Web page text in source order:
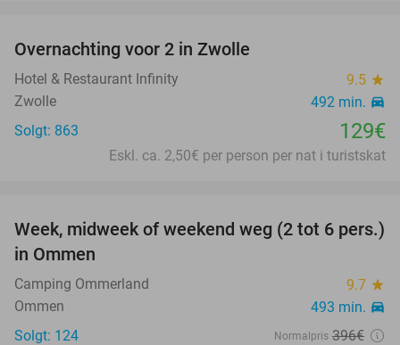
Overnachting voor 2 in Zwolle
Hotel & Restaurant Infinity 9.5 star
Zwolle 492 min. directions_car
Solgt: 863 129€
Eskl. ca. 2,50€ per person per nat i turistskat
45%
Week, midweek of weekend weg (2 tot 6 pers.)
in Ommen
Camping Ommerland 9.7 star
Ommen 493 min. directions_car
Solgt: 124 Normalpris 396€